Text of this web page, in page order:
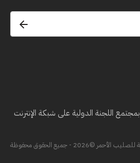
اللجنة الدولية على شبكة الإنترنت
©2026 - جميع الحقوق محفوظة